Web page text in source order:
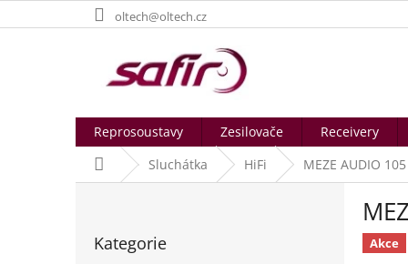
na
oltech@oltech.cz
Reprosoustavy Zesilovače Receivery
Domů Sluchátka HiFi MEZE AUDIO 105
kategorie
Kategorie Akce